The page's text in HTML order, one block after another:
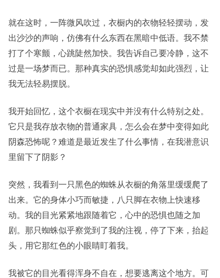
就在这时，一阵微风吹过，衣橱内的衣物轻轻摆动，发
出沙沙的声响，仿佛有什么东西在黑暗中低语。我不禁
打了个寒颤，心跳陡然加快。我告诉自己要冷静，这不
过是一场梦而已。那种真实的恐惧感觉却如此强烈，让
我无法轻易摆脱。
我开始回忆，这个衣橱在现实中并没有什么特别之处。
它只是我存放衣物的普通家具，怎么会在梦中变得如此
阴森恐怖呢？难道是最近发生了什么事情，在我潜意识
里留下了阴影？
突然，我看到一只黑色的蜘蛛从衣橱的角落里缓缓爬了
出来。它的身体小巧而敏捷，八只脚在衣物上快速移
动。我的目光紧紧地跟随着它，心中的恐惧也随之加
剧。那只蜘蛛似乎察觉到了我的注视，停了下来，抬起
头，用它那红色的小眼睛盯着我。
我被它的目光看得浑身不自在，想要逃离这个地方。可